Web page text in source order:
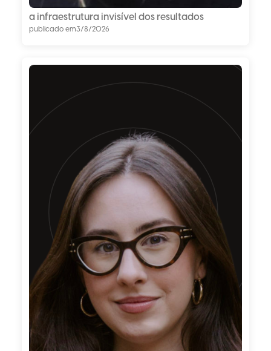
a infraestrutura invisível dos resultados
publicado em3/8/2026